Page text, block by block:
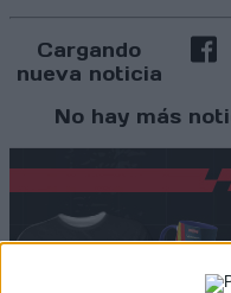
Cargando
nueva noticia
No hay más